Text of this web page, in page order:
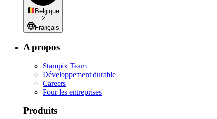
Belgique
Français
A propos
Stampix Team
Développement durable
Careers
Pour les entreprises
Produits